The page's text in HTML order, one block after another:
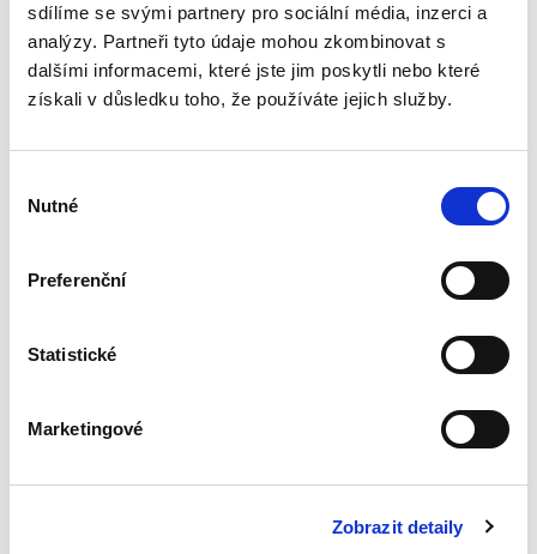
sdílíme se svými partnery pro sociální média, inzerci a
analýzy. Partneři tyto údaje mohou zkombinovat s
dalšími informacemi, které jste jim poskytli nebo které
získali v důsledku toho, že používáte jejich služby.
souhlasu
Nutné
Preferenční
Statistické
Marketingové
Zobrazit detaily
Identifikace
skutečného
právnických osob a
390,00 Kč
skutečného majitele právnických osob a dalších